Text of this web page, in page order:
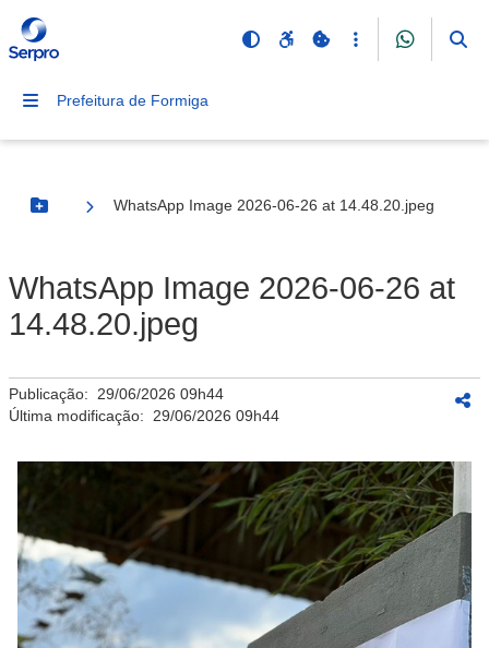
Prefeitura de Formiga
Botão Menu
WhatsApp Image 2026-06-26 at 14.48.20.jpeg
WhatsApp Image 2026-06-26 at
14.48.20.jpeg
Publicação: 29/06/2026 09h44
Última modificação: 29/06/2026 09h44